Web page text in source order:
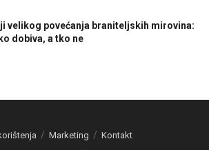
velikog povećanja braniteljskih mirovina:
dobiva, a tko ne
Marketing Kontakt